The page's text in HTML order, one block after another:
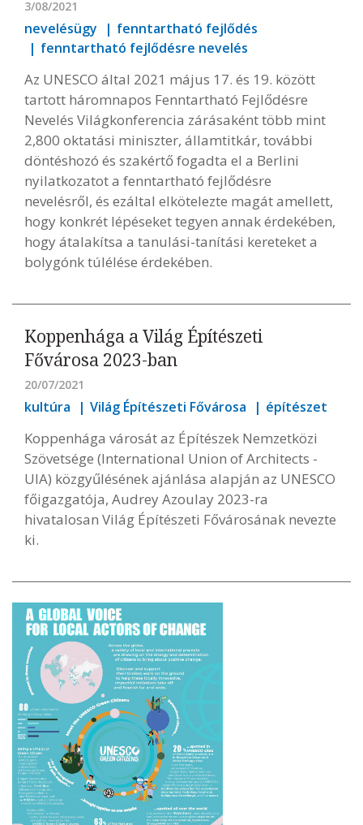
3/08/2021
nevelésügy
fenntartható fejlődés
fenntartható fejlődésre nevelés
Az UNESCO által 2021 május 17. és 19. között
tartott háromnapos Fenntartható Fejlődésre
Nevelés Világkonferencia zárásaként több mint
2,800 oktatási miniszter, államtitkár, további
döntéshozó és szakértő fogadta el a Berlini
nyilatkozatot a fenntartható fejlődésre
nevelésről, és ezáltal elkötelezte magát amellett,
hogy konkrét lépéseket tegyen annak érdekében,
hogy átalakítsa a tanulási-tanítási kereteket a
bolygónk túlélése érdekében.
Koppenhága a Világ Építészeti
Fővárosa 2023-ban
20/07/2021
kultúra Világ Építészeti Fővárosa építészet
Koppenhága városát az Építészek Nemzetközi
Szövetsége (International Union of Architects -
UIA) közgyűlésének ajánlása alapján az UNESCO
főigazgatója, Audrey Azoulay 2023-ra
hivatalosan Világ Építészeti Fővárosának nevezte
ki.